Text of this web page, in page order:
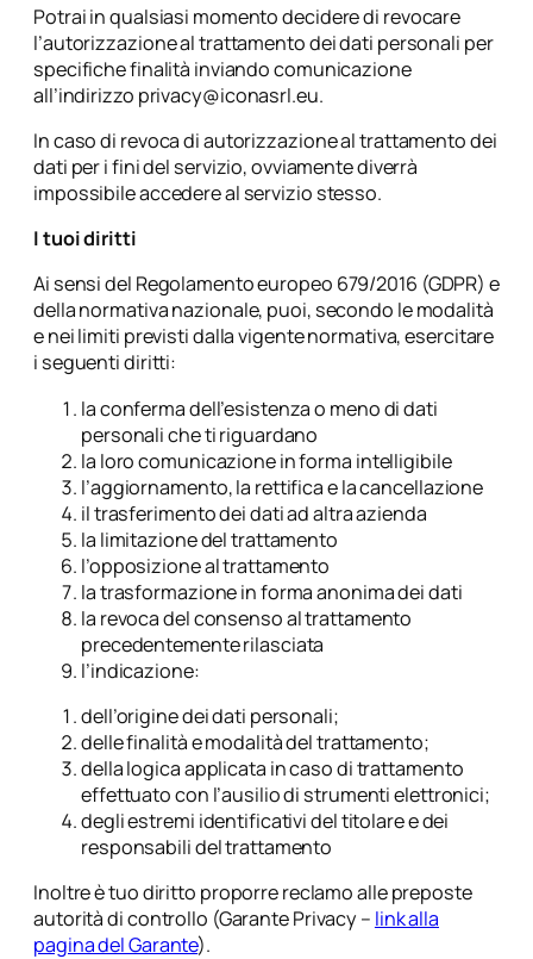
Potrai in qualsiasi momento decidere di revocare
l’autorizzazione al trattamento dei dati personali per
specifiche finalità inviando comunicazione
all’indirizzo privacy@iconasrl.eu.
In caso di revoca di autorizzazione al trattamento dei
dati per i fini del servizio, ovviamente diverrà
impossibile accedere al servizio stesso.
I tuoi diritti
Ai sensi del Regolamento europeo 679/2016 (GDPR) e
della normativa nazionale, puoi, secondo le modalità
e nei limiti previsti dalla vigente normativa, esercitare
i seguenti diritti:
la conferma dell’esistenza o meno di dati
personali che ti riguardano
la loro comunicazione in forma intelligibile
l’aggiornamento, la rettifica e la cancellazione
il trasferimento dei dati ad altra azienda
la limitazione del trattamento
l’opposizione al trattamento
la trasformazione in forma anonima dei dati
la revoca del consenso al trattamento
precedentemente rilasciata
l’indicazione:
dell’origine dei dati personali;
delle finalità e modalità del trattamento;
della logica applicata in caso di trattamento
effettuato con l’ausilio di strumenti elettronici;
degli estremi identificativi del titolare e dei
responsabili del trattamento
Inoltre è tuo diritto proporre reclamo alle preposte
autorità di controllo (Garante Privacy – link alla
pagina del Garante).